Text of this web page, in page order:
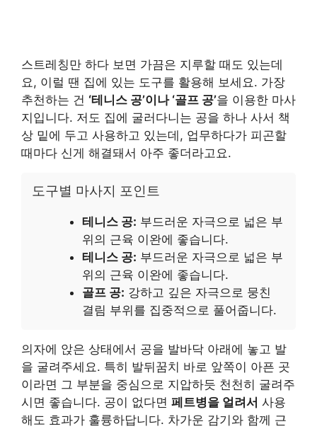
스트레칭만 하다 보면 가끔은 지루할 때도 있는데
요, 이럴 땐 집에 있는 도구를 활용해 보세요. 가장
추천하는 건 ‘테니스 공’이나 ‘골프 공’을 이용한 마사
지입니다. 저도 집에 굴러다니는 공을 하나 사서 책
상 밑에 두고 사용하고 있는데, 업무하다가 피곤할
때마다 신게 해결돼서 아주 좋더라고요.
도구별 마사지 포인트
테니스 공: 부드러운 자극으로 넓은 부
위의 근육 이완에 좋습니다.
테니스 공: 부드러운 자극으로 넓은 부
위의 근육 이완에 좋습니다.
골프 공: 강하고 깊은 자극으로 뭉친
결림 부위를 집중적으로 풀어줍니다.
의자에 앉은 상태에서 공을 발바닥 아래에 놓고 발
을 굴려주세요. 특히 발뒤꿈치 바로 앞쪽이 아픈 곳
이라면 그 부분을 중심으로 지압하듯 천천히 굴려주
시면 좋습니다. 공이 없다면 페트병을 얼려서 사용
해도 효과가 훌륭하답니다. 차가운 감기와 함께 근